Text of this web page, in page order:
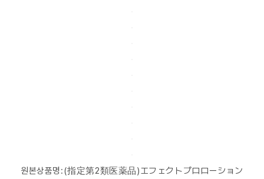
원본상품명:(指定第2類医薬品)エフェクトプロローション